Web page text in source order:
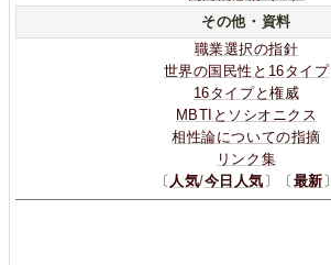
その他・資料
職業選択の指針
世界の国民性と16タイプ
16タイプと権威
MBTIとソシオニクス
相性論についての指摘
リンク集
〔 人気/今日人気 〕〔 最新 〕